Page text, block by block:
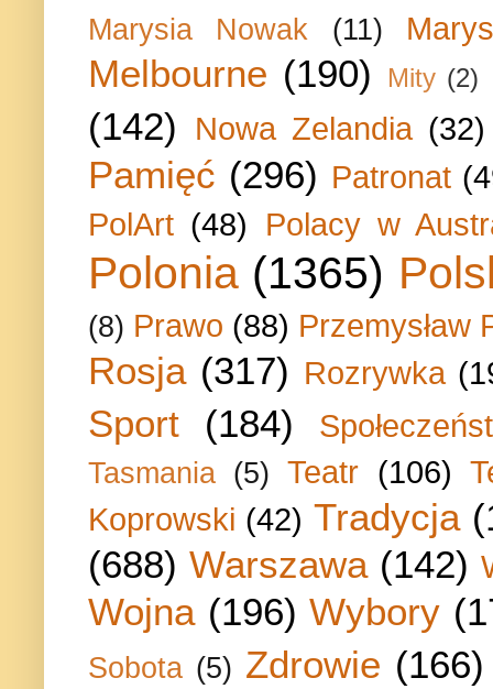
Marysia Nowak (11)
Melbourne (190) Mity (2)
(142) Nowa Zelandia (32)
Pamięć (296) Patronat
PolArt (48) Polacy w
Polonia (1365)
(8) Prawo (88) Przemysław
Rosja (317) Rozrywka
Sport (184)
Tasmania (5) Teatr (106)
Koprowski (42) Tradycja
(688) Warszawa (142)
Wojna (196) Wybory
Sobota (5) Zdrowie (166)